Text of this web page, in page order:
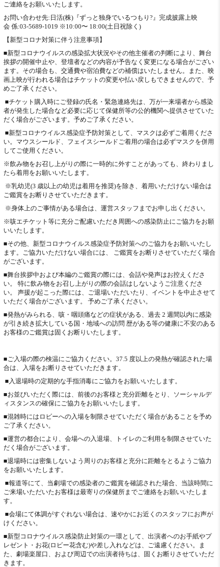
ご連絡をお願いいたします。
お問い合わせ先:日活(株)『ずっと独身でいるつもり?』完成披露上映
会 係:03-5689-1019 ※10:00〜 18:00(土日祝除く)
【新型コロナ対策に伴う注意事項】
■新型コロナウイルスの感染拡大状況やその他主催者の判断により、舞台
挨拶の開催中止や、登壇者などの内容が予告なく変更になる場合がござい
ます。その場合も、交通費や宿泊費などの補償はいたしません。また、映
画上映が行われる場合はチケットの変更や払い戻しもできませんので、予
めご了承ください。
■チケット購入時にご登録の氏名・緊急連絡先は、万が一来場者から感染
者が発生した場合など必要に応じて保健所等の公的機関へ提供させていた
だく場合がございます。予めご了承ください。
■新型コロナウイルス感染症予防対策として、マスクは必ずご着用くださ
い。マウスシールド、フェイスシールドご着用の場合は必ずマスクを併用
してご使用ください。
※飲み物をお召し上がりの際に一時的に外すことがあっても、終わりまし
たら着用をお願いいたします。
※乳幼児(3 歳以上の幼児は着用を推奨)を除き、着用いただけない場合は
ご鑑賞をお断りさせていただきます。
※身体上のご事情がある場合は、運営スタッフまでお申し出ください。
※咳エチケット等に充分ご配慮いただき周囲への感染防止にご協力をお願
いいたします。
■その他、新型コロナウイルス感染症予防対策へのご協力をお願いいたし
ます。ご協力いただけない場合には、 ご鑑賞をお断りさせていただく場合
がございます。
■舞台挨拶中および本編のご鑑賞の際には、会話や発声はお控えくださ
い。 特に飲み物をお召し上がりの際の会話はしないようご注意くださ
い。 声援が起こった際には、ご退場いただいたり、イベントを中止させて
いただく場合がございます。 予めご了承ください。
■発熱がみられる、咳・咽頭痛などの症状がある、過去 2 週間以内に感染
が引き続き拡大している国・地域への訪問 歴がある等の健康に不安のある
お客様のご鑑賞は固くお断りいたします。
■ご入場の際の検温にご協力ください。37.5 度以上の発熱が確認された場
合は、入場をお断りさせていただきます。
■入退場時の定期的な手指消毒にご協力をお願いいたします。
■お並びいただく際には、前後のお客様と充分距離をとり、ソーシャルデ
ィスタンスの確保にご協力をお願いいたします。
■混雑時にはロビーへの入場を制限させていただく場合があることを予め
ご了承ください。
■運営の都合により、会場への入退場、トイレのご利用を制限させていた
だく場合がございます。
■退場時には密集しないよう周りのお客様と充分に距離をとるようご協力
をお願いいたします。
■報道等にて、当劇場での感染者のご鑑賞を確認された場合、当該時間に
ご来場いただいたお客様は最寄りの保健所までご連絡をお願いいたしま
す。
■会場にて体調がすぐれない場合は、速やかにお近くのスタッフにお声が
けください。
■新型コロナウイルス感染防止対策の一環として、出演者へのお手紙やプ
レゼント・お花(ロビー花含む)や差し入れなどは、ご遠慮ください。ま
た、劇場楽屋口、および周辺での出演者待ちは、固くお断りさせていただ
きます。